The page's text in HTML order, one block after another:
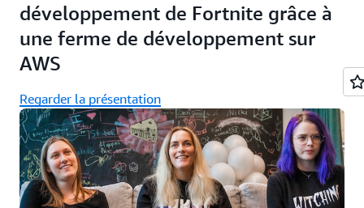
développement de Fortnite grâce à
une ferme de développement sur
AWS
Regarder la présentation